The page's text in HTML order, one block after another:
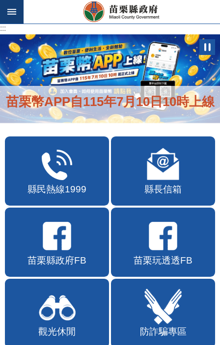
跳到主要內容區塊
:::
苗栗幣APP自115年7月10日10時上線
縣民熱線1999 縣長信箱
苗栗縣政府FB 苗栗玩透透FB
觀光休閒 防詐騙專區